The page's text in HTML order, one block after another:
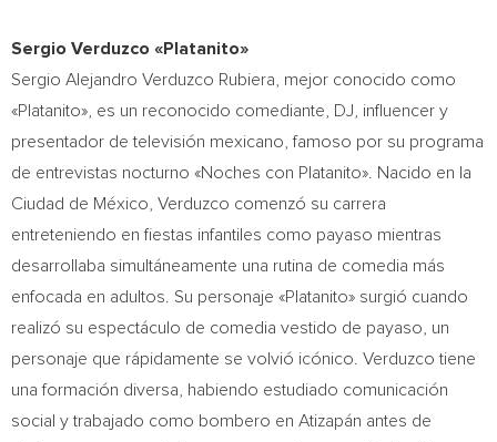
Sergio Verduzco «Platanito»
Sergio Alejandro Verduzco Rubiera , mejor conocido como
«Platanito», es un reconocido comediante, DJ, influencer y
presentador de televisión mexicano, famoso por su programa
de entrevistas nocturno «Noches con Platanito». Nacido en la
Ciudad de México, Verduzco comenzó su carrera
entreteniendo en fiestas infantiles como payaso mientras
desarrollaba simultáneamente una rutina de comedia más
enfocada en adultos. Su personaje «Platanito» surgió cuando
realizó su espectáculo de comedia vestido de payaso, un
personaje que rápidamente se volvió icónico. Verduzco tiene
una formación diversa, habiendo estudiado comunicación
social y trabajado como bombero en Atizapán antes de